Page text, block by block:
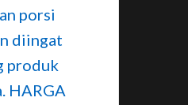
porsi
diingat
produk
HARGA